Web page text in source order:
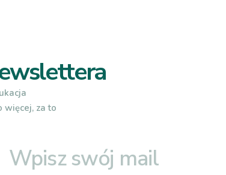
więcej, za to